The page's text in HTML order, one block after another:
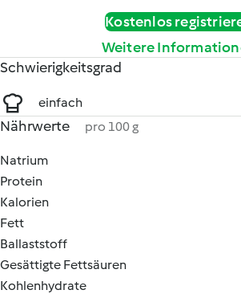
Kostenlos
Weitere
Schwierigkeitsgrad
einfach
Nährwerte pro 100 g
Natrium
Protein
Kalorien
Fett
Ballaststoff
Gesättigte Fettsäuren
Kohlenhydrate